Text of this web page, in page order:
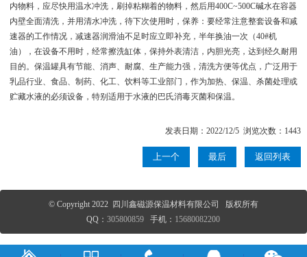
内物料，应尽快用温水冲洗，刷掉粘糊着的物料，然后用400C~500C碱水在容器
内壁全面清洗，并用清水冲洗，待下次使用时，保养：要经常注意整套设备和减
速器的工作情况，减速器润滑油不足时应立即补充，半年换油一次（40#机
油），在设备不用时，经常擦洗缸体，保持外表清洁，内胆光亮，达到经久耐用
目的。保温罐具有节能、消声、耐腐、生产能力强，清洗方便等优点，广泛用于
乳品行业、食品、制药、化工、饮料等工业部门，作为加热、保温、杀菌处理或
贮藏水液的必须设备，特别适用于水液的巴氏消毒灭菌和保温。
发表日期：2022/12/5 浏览次数：1443
上一个 最后 返回列表
© Copyright 2022 四川鑫磁源保温材料有限公司 版权所有
QQ：305800859 手机： 15680082200